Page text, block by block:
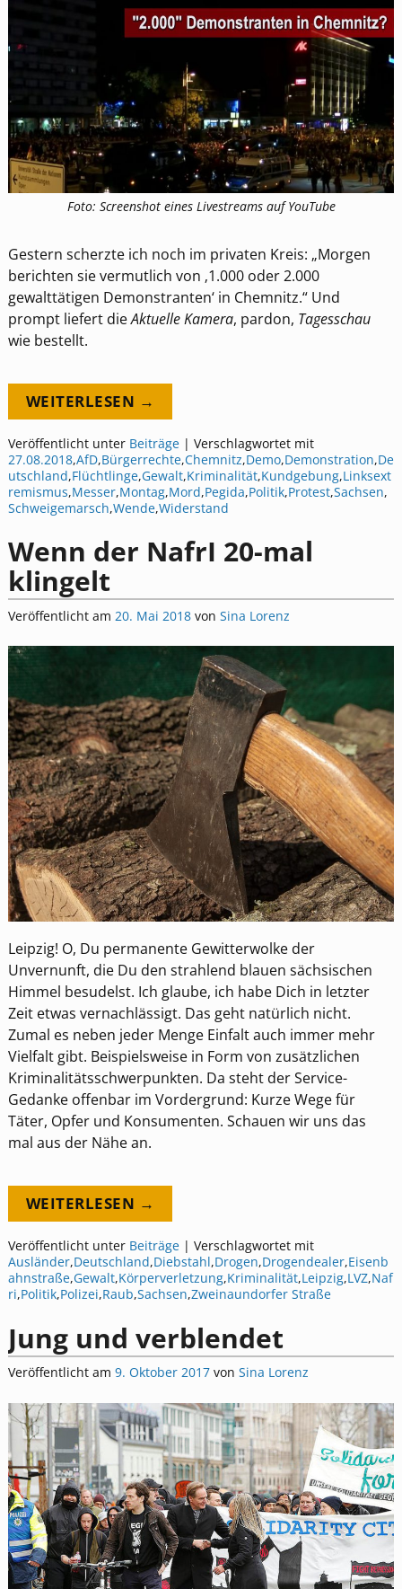
Foto: Screenshot eines Livestreams auf YouTube
Gestern scherzte ich noch im privaten Kreis: „Morgen
berichten sie vermutlich von ‚1.000 oder 2.000
gewalttätigen Demonstranten‘ in Chemnitz.“ Und
prompt liefert dieAktuelle Kamera, pardon, Tagesschau
wie bestellt.
WEITERLESEN →
Veröffentlicht unter Beiträge| Verschlagwortet mit
27.08.2018,AfD,Bürgerrechte,Chemnitz,Demo,Demonstration,De
utschland,Flüchtlinge,Gewalt,Kriminalität,Kundgebung,Linksext
remismus,Messer,Montag,Mord,Pegida,Politik,Protest,Sachsen,
Schweigemarsch,Wende,Widerstand
Wenn der NafrI 20-mal
klingelt
Veröffentlicht am 20. Mai 2018 von Sina Lorenz
Leipzig! O, Du permanente Gewitterwolke der
Unvernunft, die Du den strahlend blauen sächsischen
Himmel besudelst. Ich glaube, ich habe Dich in letzter
Zeit etwas vernachlässigt. Das geht natürlich nicht.
Zumal es neben jeder Menge Einfalt auch immer mehr
Vielfalt gibt. Beispielsweise in Form von zusätzlichen
Kriminalitätsschwerpunkten. Da steht der Service-
Gedanke offenbar im Vordergrund: Kurze Wege für
Täter, Opfer und Konsumenten. Schauen wir uns das
mal aus der Nähe an.
WEITERLESEN →
Veröffentlicht unter Beiträge| Verschlagwortet mit
Ausländer,Deutschland,Diebstahl,Drogen,Drogendealer,Eisenb
ahnstraße,Gewalt,Körperverletzung,Kriminalität,Leipzig,LVZ,Naf
ri,Politik,Polizei,Raub,Sachsen,Zweinaundorfer Straße
Jung und verblendet
Veröffentlicht am 9. Oktober 2017 von Sina Lorenz